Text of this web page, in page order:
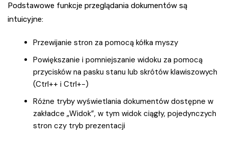
Podstawowe funkcje przeglądania dokumentów są
intuicyjne:
Przewijanie stron za pomocą kółka myszy
Powiększanie i pomniejszanie widoku za pomocą
przycisków na pasku stanu lub skrótów klawiszowych
(Ctrl++ i Ctrl+-)
Różne tryby wyświetlania dokumentów dostępne w
zakładce „Widok”, w tym widok ciągły, pojedynczych
stron czy tryb prezentacji